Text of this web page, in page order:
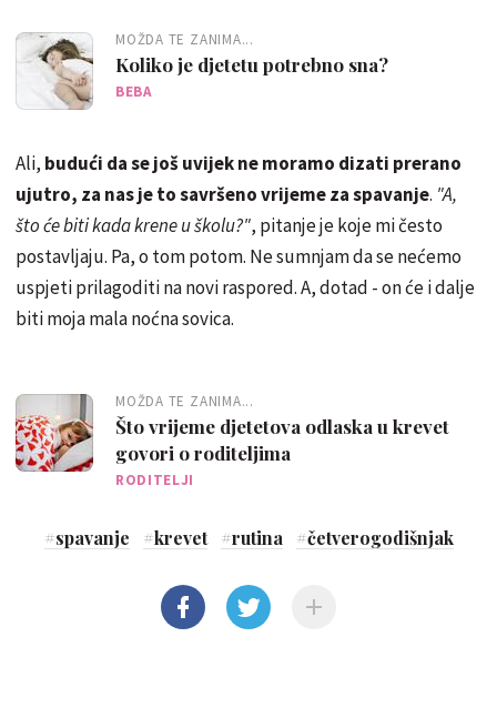
MOŽDA TE ZANIMA...
Koliko je djetetu potrebno sna?
BEBA
Ali, budući da se još uvijek ne moramo dizati prerano
ujutro, za nas je to savršeno vrijeme za spavanje. "A,
što će biti kada krene u školu?", pitanje je koje mi često
postavljaju. Pa, o tom potom. Ne sumnjam da se nećemo
uspjeti prilagoditi na novi raspored. A, dotad - on će i dalje
biti moja mala noćna sovica.
MOŽDA TE ZANIMA...
Što vrijeme djetetova odlaska u krevet
govori o roditeljima
RODITELJI
#spavanje #krevet #rutina #četverogodišnjak